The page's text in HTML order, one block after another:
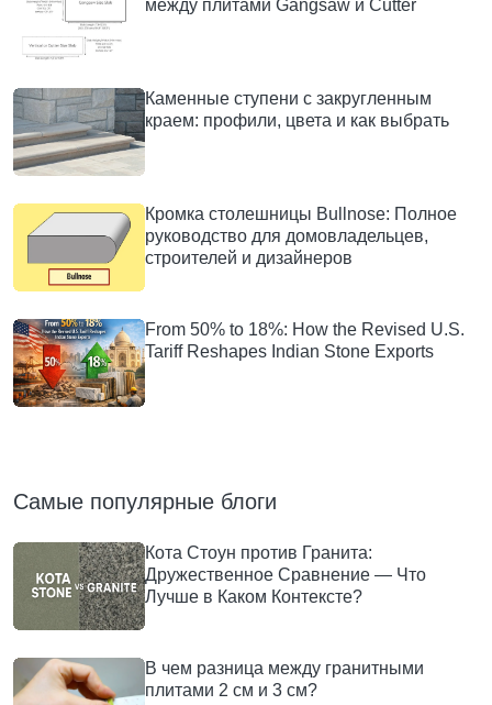
между плитами Gangsaw и Cutter
Каменные ступени с закругленным
краем: профили, цвета и как выбрать
Кромка столешницы Bullnose: Полное
руководство для домовладельцев,
строителей и дизайнеров
From 50% to 18%: How the Revised U.S.
Tariff Reshapes Indian Stone Exports
Самые популярные блоги
Кота Стоун против Гранита:
Дружественное Сравнение — Что
Лучше в Каком Контексте?
В чем разница между гранитными
плитами 2 см и 3 см?